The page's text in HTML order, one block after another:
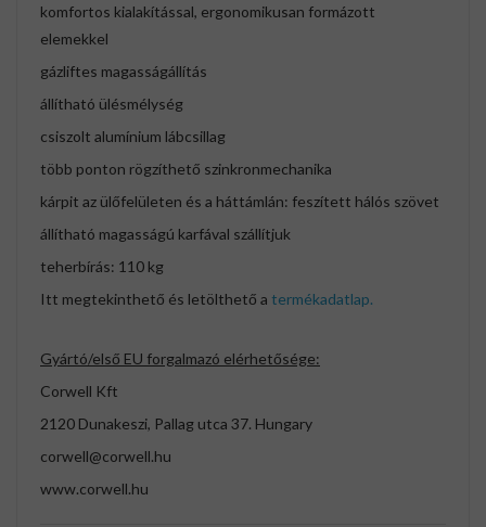
komfortos kialakítással, ergonomikusan formázott
elemekkel
gázliftes magasságállítás
állítható ülésmélység
csiszolt alumínium lábcsillag
több ponton rögzíthető szinkronmechanika
kárpit az ülőfelületen és a háttámlán: feszített hálós szövet
állítható magasságú karfával szállítjuk
teherbírás: 110 kg
Itt megtekinthető és letölthető a termékadatlap.
Gyártó/első EU forgalmazó elérhetősége:
Corwell Kft
2120 Dunakeszi, Pallag utca 37. Hungary
corwell@corwell.hu
www.corwell.hu